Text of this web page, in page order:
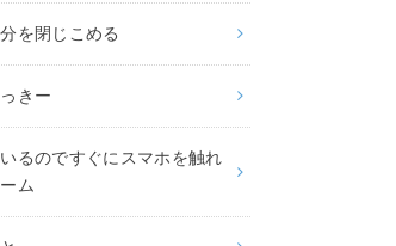
を閉じこめる
きー
るのですぐにスマホを触れ
ム